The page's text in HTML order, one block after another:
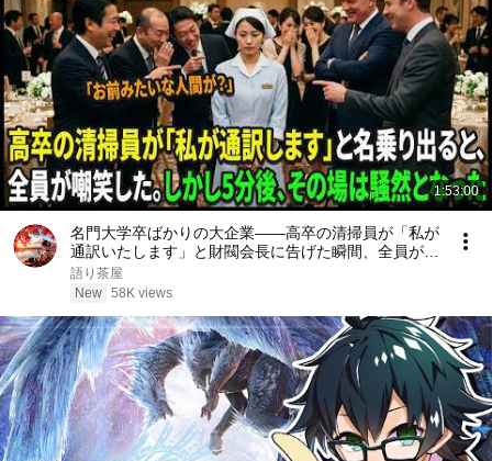
1:53:00
名門大学卒ばかりの大企業――高卒の清掃員が「私が
通訳いたします」と財閥会長に告げた瞬間、全員が嘲
笑した。しかし5分後、その場は静まり返った。#動
エピソード#老後の物語 #家族の物語
語り茶屋
New 58K views